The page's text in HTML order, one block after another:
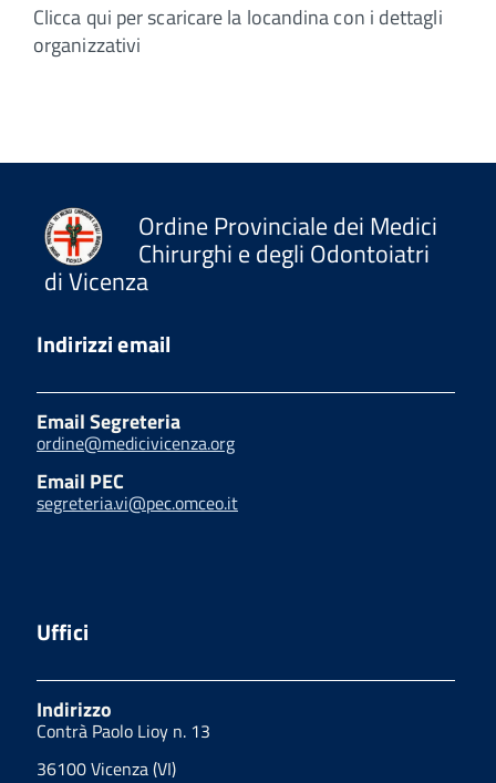
Clicca qui per scaricare la locandina con i dettagli
organizzativi
Ordine Provinciale dei Medici
Chirurghi e degli Odontoiatri
di Vicenza
Indirizzi email
Email Segreteria
ordine@medicivicenza.org
Email PEC
segreteria.vi@pec.omceo.it
Uffici
Indirizzo
Contrà Paolo Lioy n. 13
36100 Vicenza (VI)